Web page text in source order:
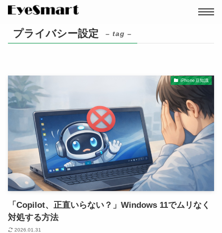
店舗を探す
パソコン修理
プライバシー設定 – tag –
iPhone豆知識
「Copilot、正直いらない？」Windows 11でムリなく
対処する方法
2026.01.31